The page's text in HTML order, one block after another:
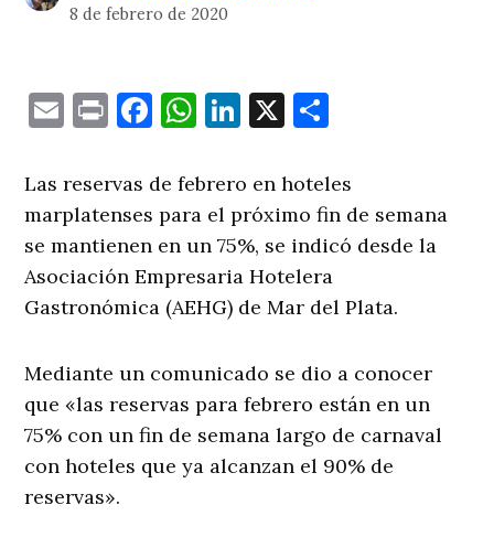
8 de febrero de 2020
EmailPrintFacebook
WhatsApp
LinkedIn
X
Las reservas de febrero en hoteles
marplatenses para el próximo fin de semana
se mantienen en un 75%, se indicó desde la
Asociación Empresaria Hotelera
Gastronómica (AEHG) de Mar del Plata.
Mediante un comunicado se dio a conocer
que «las reservas para febrero están en un
75% con un fin de semana largo de carnaval
con hoteles que ya alcanzan el 90% de
reservas».